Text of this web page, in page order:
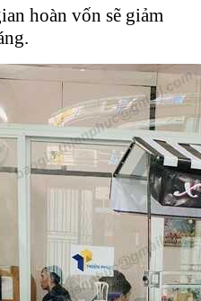
hoàn vốn sẽ giảm